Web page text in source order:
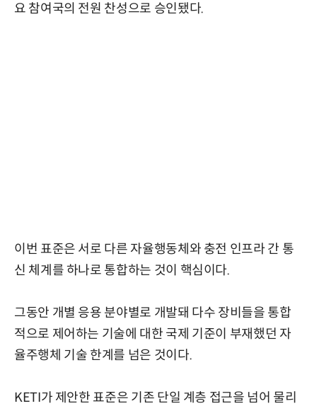
요 참여국의 전원 찬성으로 승인됐다.
이번 표준은 서로 다른 자율행동체와 충전 인프라 간 통
신 체계를 하나로 통합하는 것이 핵심이다.
그동안 개별 응용 분야별로 개발돼 다수 장비들을 통합
적으로 제어하는 기술에 대한 국제 기준이 부재했던 자
율주행체 기술 한계를 넘은 것이다.
KETI가 제안한 표준은 기존 단일 계층 접근을 넘어 물리